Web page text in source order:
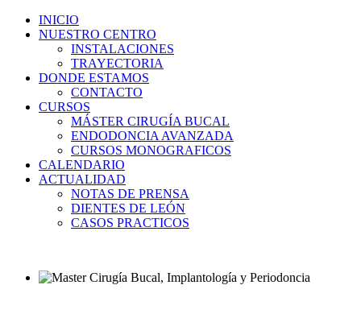
INICIO
NUESTRO CENTRO
INSTALACIONES
TRAYECTORIA
DONDE ESTAMOS
CONTACTO
CURSOS
MÁSTER CIRUGÍA BUCAL
ENDODONCIA AVANZADA
CURSOS MONOGRAFICOS
CALENDARIO
ACTUALIDAD
NOTAS DE PRENSA
DIENTES DE LEÓN
CASOS PRACTICOS